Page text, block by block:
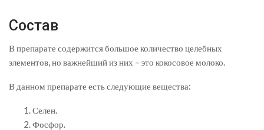
Состав
В препарате содержится большое количество целебных
элементов, но важнейший из них – это кокосовое молоко.
В данном препарате есть следующие вещества:
Селен.
Фосфор.